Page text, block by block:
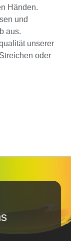
Händen.
und
aus.
unserer
oder